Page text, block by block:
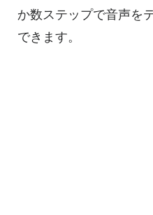
か数ステップで音声を
できます。